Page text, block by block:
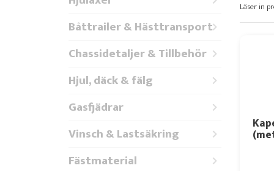
Båttrailer & Hästtransport
Chassidetaljer & Tillbehör
Hjul, däck & fälg
Gasfjädrar
Vinsch & Lastsäkring
Fästmaterial
Läser in